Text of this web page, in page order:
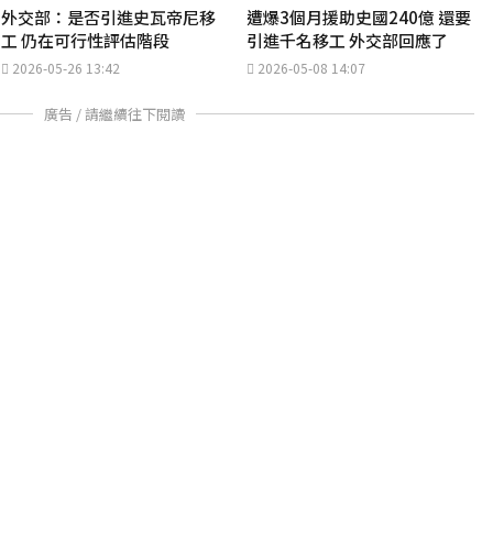
外交部：是否引進史瓦帝尼移
工 仍在可行性評估階段
2026-05-26 13:42
遭爆3個月援助史國240億 還要
引進千名移工 外交部回應了
2026-05-08 14:07
廣告 / 請繼續往下閱讀